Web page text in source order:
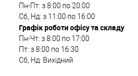
Пн-Пт: з 8:00 по 20:00
Сб, Нд: з 11:00 по 16:00
Графік роботи офісу та складу
Пн-Чт: з 8:00 по 17:00
Пт: з 8:00 по 16:30
Сб, Нд: Вихідний